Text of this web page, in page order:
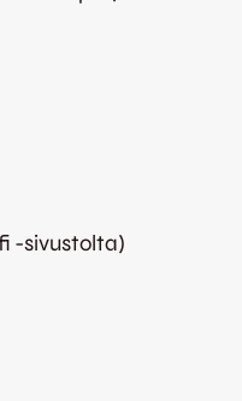
-sivustolta)